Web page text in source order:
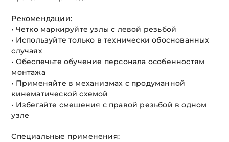
Рекомендации:
• Четко маркируйте узлы с левой резьбой
• Используйте только в технически обоснованных
случаях
• Обеспечьте обучение персонала особенностям
монтажа
• Применяйте в механизмах с продуманной
кинематической схемой
• Избегайте смешения с правой резьбой в одном
узле
Специальные применения: